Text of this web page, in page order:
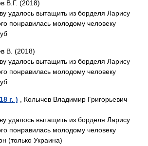
В.Г. (2018)
удалось вытащить из борделя Ларису
понравилась молодому человеку
В. (2018)
удалось вытащить из борделя Ларису
понравилась молодому человеку
г. ) , Колычев Владимир Григорьевич
удалось вытащить из борделя Ларису
понравилась молодому человеку
(только Украина)